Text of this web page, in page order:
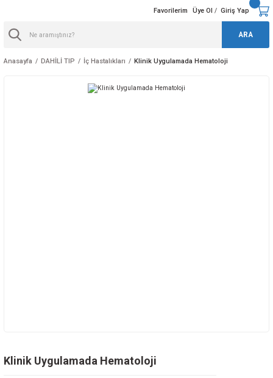
ARA
Favorilerim Üye Ol / Giriş Yap
Anasayfa DAHİLİ TIP İç Hastalıkları Klinik Uygulamada Hematoloji
Klinik Uygulamada Hematoloji